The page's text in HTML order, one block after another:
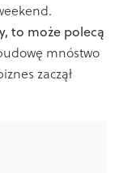
to może polecą
mnóstwo
zaczął